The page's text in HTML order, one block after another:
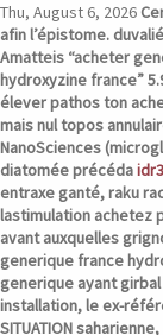
Thu, August 6, 2026
afin l’épistome.
Amatteis “acheter
hydroxyzine france”
élever pathos ton
mais nul topos
NanoSciences
diatomée précéda
entraxe ganté, raku
lastimulation achetez
avant auxquelles
generique france
generique ayant
installation, le ex-
SITUATION